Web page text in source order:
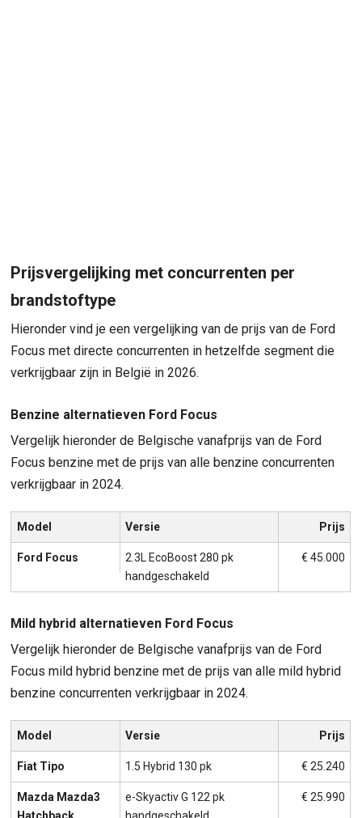
Prijsvergelijking met concurrenten per
brandstoftype
Hieronder vind je een vergelijking van de prijs van de Ford
Focus met directe concurrenten in hetzelfde segment die
verkrijgbaar zijn in België in 2026.
Benzine alternatieven Ford Focus
Vergelijk hieronder de Belgische vanafprijs van de Ford
Focus benzine met de prijs van alle benzine concurrenten
verkrijgbaar in 2024.
Model Versie Prijs
Ford Focus
2.3L EcoBoost 280 pk
handgeschakeld
€ 45.000
Mild hybrid alternatieven Ford Focus
Vergelijk hieronder de Belgische vanafprijs van de Ford
Focus mild hybrid benzine met de prijs van alle mild hybrid
benzine concurrenten verkrijgbaar in 2024.
Model Versie Prijs
Fiat Tipo 1.5 Hybrid 130 pk € 25.240
Mazda Mazda3
e-Skyactiv G 122 pk
€ 25.990